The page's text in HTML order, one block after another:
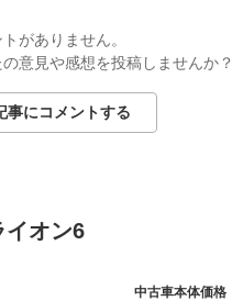
がありません。
意見や感想を投稿しませんか？
事にコメントする
イオン6
中古車本体価格